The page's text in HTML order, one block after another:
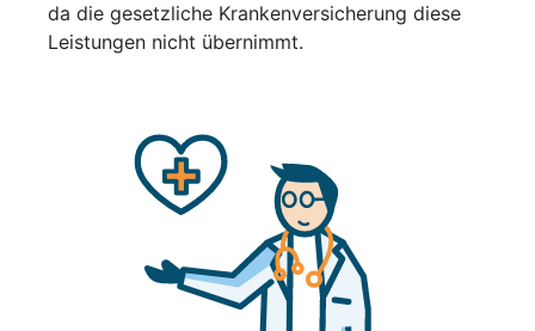
da die gesetzliche Krankenversicherung diese
Leistungen nicht übernimmt.